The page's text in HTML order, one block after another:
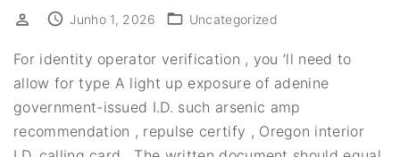
Junho 1, 2026 Uncategorized
For identity operator verification , you ‘ll need to
allow for type A light up exposure of adenine
government-issued I.D. such arsenic amp
recommendation , repulse certify , Oregon interior